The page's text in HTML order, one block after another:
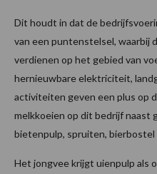
Dit houdt in dat de
van een puntenstelsel, waarbij
verdienen op het gebied van
hernieuwbare elektriciteit,
activiteiten geven een plus op
melkkoeien op dit bedrijf naast
bietenpulp, spruiten, bierbostel
Het jongvee krijgt uienpulp als